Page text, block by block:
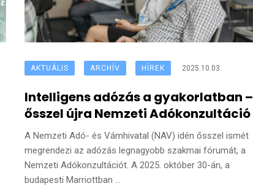
AKTUÁLIS ARCHÍV HÍREK 2025.10.03.
Intelligens adózás a gyakorlatban –
ősszel újra Nemzeti Adókonzultáció
A Nemzeti Adó- és Vámhivatal (NAV) idén ősszel ismét
megrendezi az adózás legnagyobb szakmai fórumát, a
Nemzeti Adókonzultációt. A 2025. október 30-án, a
budapesti Marriottban ...